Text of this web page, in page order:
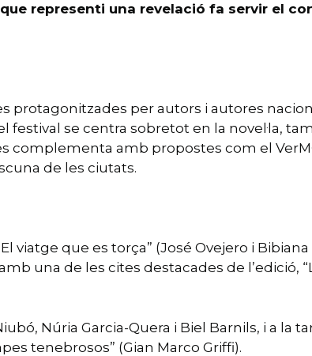
representi una revelació fa servir el
protagonitzades per autors i autores
se centra sobretot en la novel·la,
complementa amb propostes com el
de les ciutats.
viatge que es torça” (José Ovejero i Bibiana
una de les cites destacades de l’edició,
Núria Garcia-Quera i Biel Barnils, i a la
tenebrosos” (Gian Marco Griffi).